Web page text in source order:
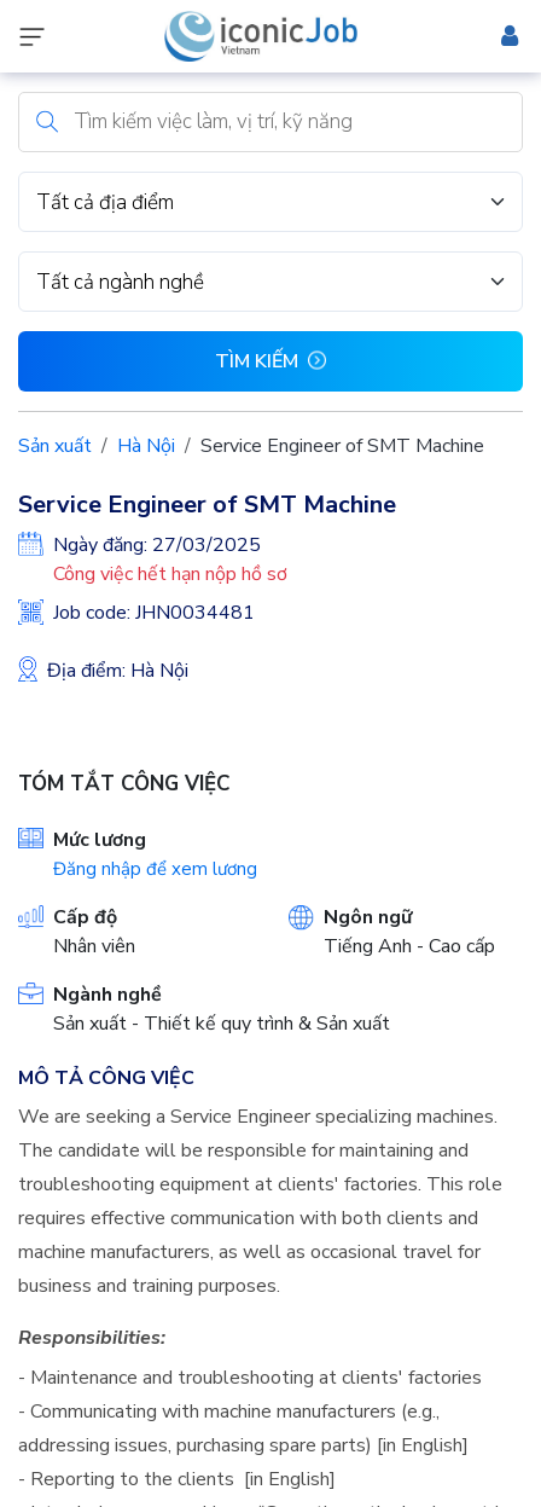
Tất cả địa điểm
Tất cả ngành nghề
TÌM KIẾM
Sản xuất Hà Nội Service Engineer of SMT Machine
Service Engineer of SMT Machine
Ngày đăng: 27/03/2025
Công việc hết hạn nộp hồ sơ
Job code: JHN0034481
Địa điểm: Hà Nội
TÓM TẮT CÔNG VIỆC
Mức lương
Đăng nhập để xem lương
Cấp độ
Nhân viên
Ngôn ngữ
Tiếng Anh - Cao cấp
Ngành nghề
Sản xuất - Thiết kế quy trình & Sản xuất
MÔ TẢ CÔNG VIỆC
We are seeking a Service Engineer specializing machines.
The candidate will be responsible for maintaining and
troubleshooting equipment at clients' factories. This role
requires effective communication with both clients and
machine manufacturers, as well as occasional travel for
business and training purposes.
Responsibilities:
- Maintenance and troubleshooting at clients' factories
- Communicating with machine manufacturers (e.g.,
addressing issues, purchasing spare parts) [in English]
- Reporting to the clients [in English]